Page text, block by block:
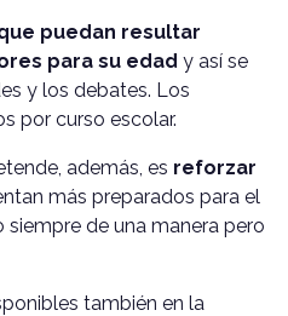
puedan resultar
para su edad y así se
y los debates. Los
por curso escolar.
además, es reforzar
más preparados para el
de una manera pero
también en la